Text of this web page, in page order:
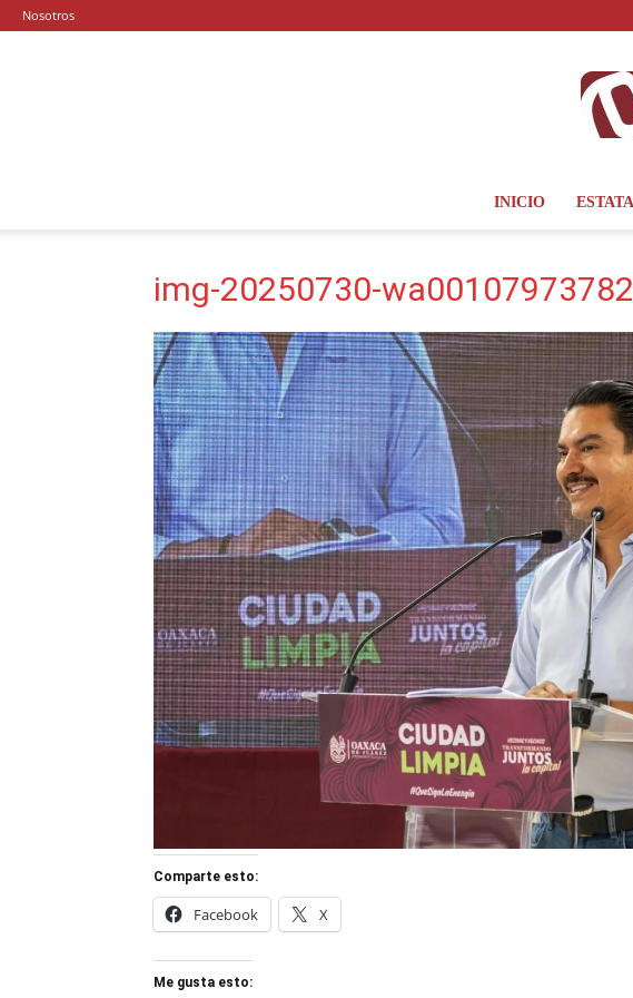
Nosotros
INICIO
img-20250730-
Comparte esto:
Facebook X
Me gusta esto: